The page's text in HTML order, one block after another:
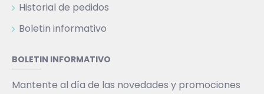
Historial de pedidos
Boletin informativo
BOLETIN INFORMATIVO
Mantente al día de las novedades y promociones